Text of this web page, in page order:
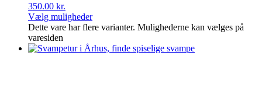
350.00 kr.
Vælg muligheder
Dette vare har flere varianter. Mulighederne kan vælges på
varesiden